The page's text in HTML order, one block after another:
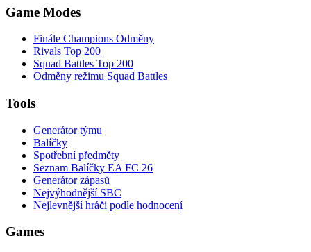
Game Modes
Finále Champions Odměny
Rivals Top 200
Squad Battles Top 200
Odměny režimu Squad Battles
Tools
Generátor týmu
Balíčky
Spotřební předměty
Seznam Balíčky EA FC 26
Generátor zápasů
Nejvýhodnější SBC
Nejlevnější hráči podle hodnocení
Games